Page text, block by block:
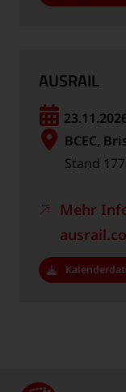
AUSRAIL
BCEC,
Stand 177
Mehr